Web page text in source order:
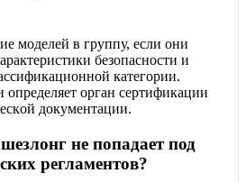
моделей в группу, если они
безопасности и
категории.
орган сертификации
документации.
не попадает под
регламентов?